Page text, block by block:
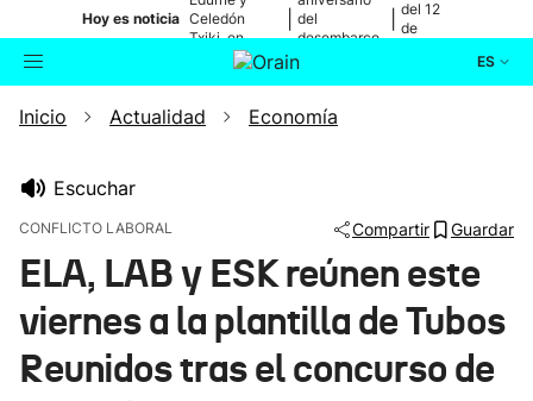
Hoy es noticia Celedón
Txiki, en
directo
del
desembarco
de Elkano
del 12
de
ES
Buscador Actualidad
Ikusmiran
Eguraldia
Inicio Actualidad Economía
Escuchar
CONFLICTO LABORAL Compartir Guardar
ELA, LAB y ESK reúnen este
viernes a la plantilla de Tubos
Reunidos tras el concurso de